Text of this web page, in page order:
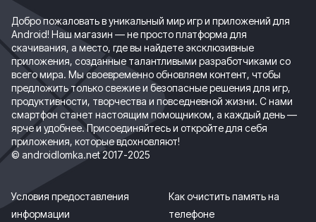
Добро пожаловать в уникальный мир игр и приложений для
Android! Наш магазин — не просто платформа для
скачивания, а место, где вы найдете эксклюзивные
приложения, созданные талантливыми разработчиками со
всего мира. Мы своевременно обновляем контент, чтобы
предложить только свежие и безопасные решения для игр,
продуктивности, творчества и повседневной жизни. С нами
смартфон станет настоящим помощником, а каждый день —
ярче и удобнее. Присоединяйтесь и откройте для себя
приложения, которые вдохновляют!
© androidlomka.net 2017-2025
Условия предоставления
информации
Как очистить память на
телефоне